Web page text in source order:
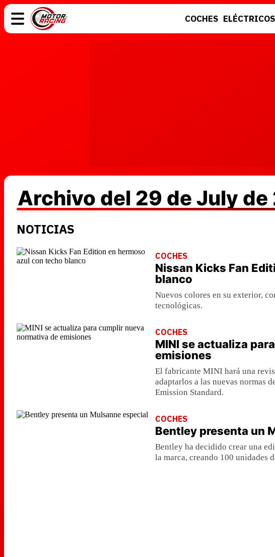
COCHES ELÉCTRICOS
Archivo del 29 de July de
NOTICIAS
COCHES
Nissan Kicks Fan
blanco
Nuevos colores en su exterior,
tecnológicas.
COCHES
MINI se actualiza
emisiones
El fabricante MINI hará una
adaptarlos a las nuevas normas
Emission Standard.
COCHES
Bentley presenta un
Bentley ha decidido crear una
la marca, creando 100 unidades